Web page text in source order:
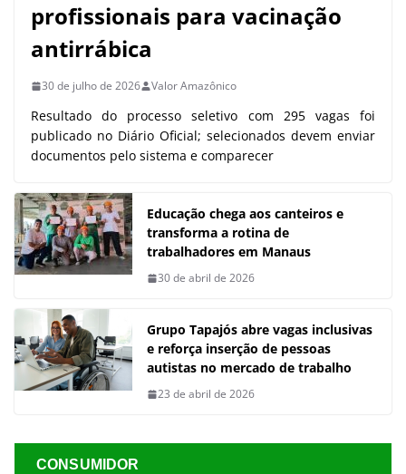
profissionais para vacinação
antirrábica
30 de julho de 2026 Valor Amazônico
Resultado do processo seletivo com 295 vagas foi
publicado no Diário Oficial; selecionados devem enviar
documentos pelo sistema e comparecer
Educação chega aos canteiros e
transforma a rotina de
trabalhadores em Manaus
30 de abril de 2026
Grupo Tapajós abre vagas inclusivas
e reforça inserção de pessoas
autistas no mercado de trabalho
23 de abril de 2026
CONSUMIDOR